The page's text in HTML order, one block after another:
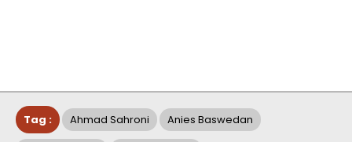
Tag : Ahmad Sahroni Anies Baswedan